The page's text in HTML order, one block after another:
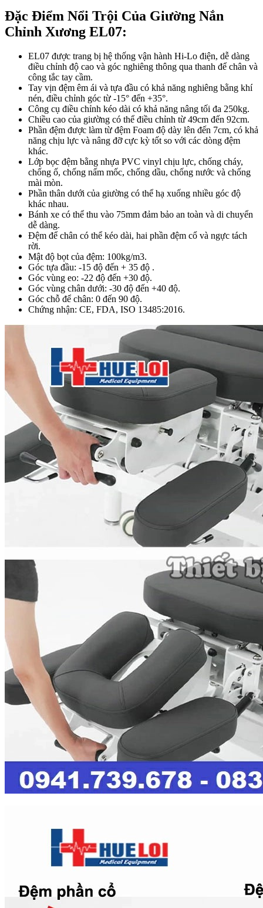
Đặc Điểm Nổi Trội Của Giường Nắn
Chỉnh Xương EL07:
EL07 được trang bị hệ thống vận hành Hi-Lo điện, dễ dàng
điều chỉnh độ cao và góc nghiêng thông qua thanh để chân và
công tắc tay cầm.
Tay vịn đệm êm ái và tựa đầu có khả năng nghiêng bằng khí
nén, điều chỉnh góc từ -15° đến +35°.
Công cụ điều chỉnh kéo dài có khả năng nâng tối đa 250kg.
Chiều cao của giường có thể điều chỉnh từ 49cm đến 92cm.
Phần đệm được làm từ đệm Foam độ dày lên đến 7cm, có khả
năng chịu lực và nâng đỡ cực kỳ tốt so với các dòng đệm
khác.
Lớp bọc đệm bằng nhựa PVC vinyl chịu lực, chống cháy,
chống ố, chống nấm mốc, chống dầu, chống nước và chống
mài mòn.
Phần thân dưới của giường có thể hạ xuống nhiều góc độ
khác nhau.
Bánh xe có thể thu vào 75mm đảm bảo an toàn và di chuyển
dễ dàng.
Đệm để chân có thể kéo dài, hai phần đệm cổ và ngực tách
rời.
Mật độ bọt của đệm: 100kg/m3.
Góc tựa đầu: -15 độ đến + 35 độ .
Góc vùng eo: -22 độ đến +30 độ.
Góc vùng chân dưới: -30 độ đến +40 độ.
Góc chỗ để chân: 0 đến 90 độ.
Chứng nhận: CE, FDA, ISO 13485:2016.